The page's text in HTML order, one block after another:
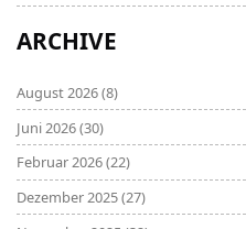
ARCHIVE
August 2026(8)
Juni 2026(30)
Februar 2026(22)
Dezember 2025(27)